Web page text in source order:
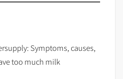
Symptoms, causes,
too much milk